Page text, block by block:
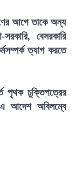
আগে তাকে অন্য
বেসরকারি
ত্যাগ করতে
পৃথক চুক্তিপত্রের
এ আদেশ অবিলম্বে